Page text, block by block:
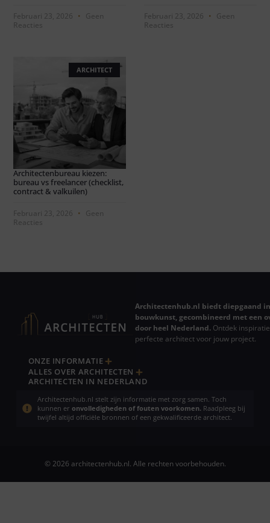
Februari 23, 2026
Geen
Reacties
Februari 23, 2026
Geen
Reacties
ARCHITECT
Architectenbureau kiezen:
bureau vs freelancer (checklist,
contract & valkuilen)
Februari 23, 2026
Geen
Reacties
Architectenhub.nl biedt diepgaand
bouwkunst, gecombineerd met een
door heel Nederland. Ontdek
perfecte architect voor jouw project.
ONZE INFORMATIE
ALLES OVER ARCHITECTEN
ARCHITECTEN IN NEDERLAND
Architectenhub.nl stelt zijn informatie met zorg samen. Toch
kunnen er onvolledigheden of fouten voorkomen. Raadpleeg bij
twijfel altijd officiële bronnen of een gekwalificeerde architect.
© 2026 architectenhub.nl. Alle rechten voorbehouden.